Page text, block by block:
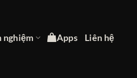
nghiệm Apps Liên hệ